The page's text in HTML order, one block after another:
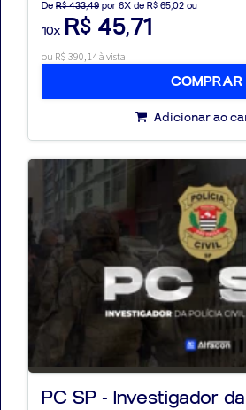
De R$ 433,49 por 6X de R$ 65,02 ou
10x R$ 45,71
ou R$ 390,14 à vista
COMPRAR
Adicionar ao
PC SP - Investigador